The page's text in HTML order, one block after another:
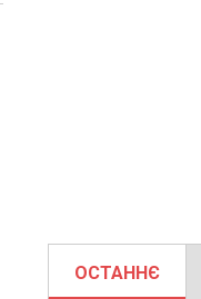
ОСТАННЄ